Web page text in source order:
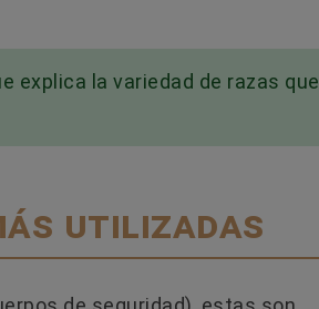
explica la variedad de razas que
utilizadas